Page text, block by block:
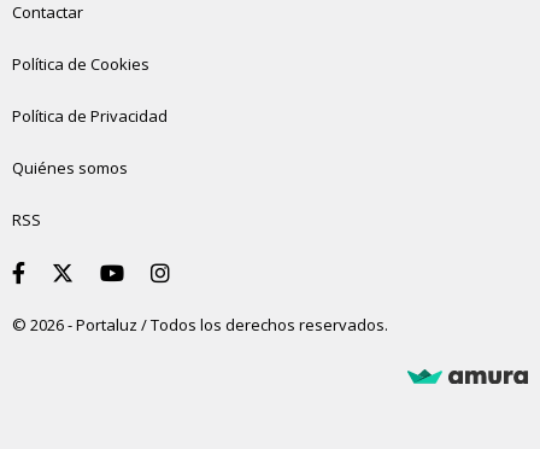
Contactar
Política de Cookies
Política de Privacidad
Quiénes somos
RSS
© 2026 - Portaluz / Todos los derechos reservados.